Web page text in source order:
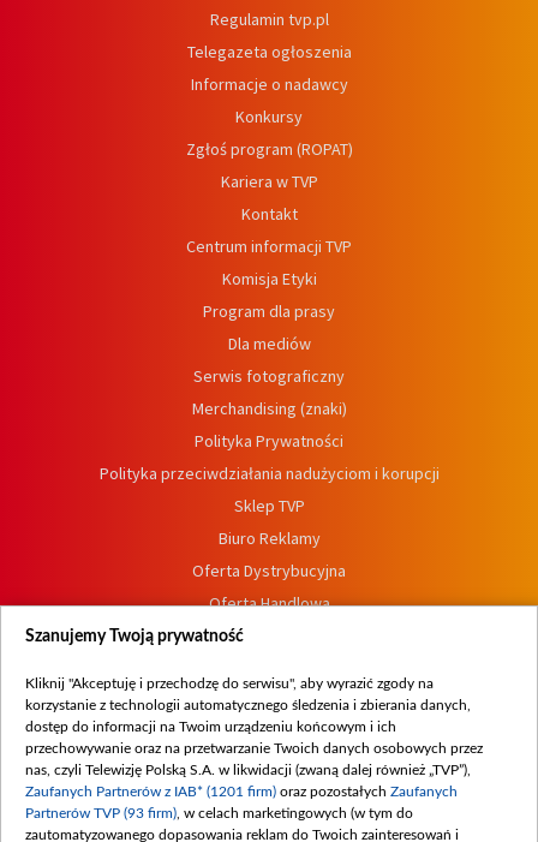
Regulamin tvp.pl
Telegazeta ogłoszenia
Informacje o nadawcy
Konkursy
Zgłoś program (ROPAT)
Kariera w TVP
Kontakt
Centrum informacji TVP
Komisja Etyki
Program dla prasy
Dla mediów
Serwis fotograficzny
Merchandising (znaki)
Polityka Prywatności
Polityka przeciwdziałania nadużyciom i korupcji
Sklep TVP
Biuro Reklamy
Oferta Dystrybucyjna
Oferta Handlowa
Dostępność
Procedura zgłoszeń wewnętrznych
Szanujemy Twoją prywatność
Kliknij "Akceptuję i przechodzę do serwisu", aby wyrazić zgody na
korzystanie z technologii automatycznego śledzenia i zbierania danych,
dostęp do informacji na Twoim urządzeniu końcowym i ich
przechowywanie oraz na przetwarzanie Twoich danych osobowych przez
nas, czyli Telewizję Polską S.A. w likwidacji (zwaną dalej również „TVP”),
Zaufanych Partnerów z IAB* (1201 firm) oraz pozostałych Zaufanych
Partnerów TVP (93 firm) , w celach marketingowych (w tym do
zautomatyzowanego dopasowania reklam do Twoich zainteresowań i